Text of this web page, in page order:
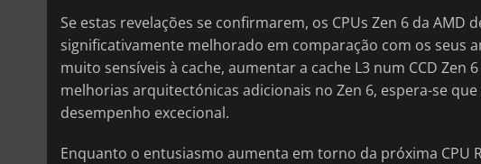
Se estas revelações se confirmarem, os CPUs Zen 6 da
significativamente melhorado em comparação com os seus
muito sensíveis à cache, aumentar a cache L3 num CCD Zen
melhorias arquitectónicas adicionais no Zen 6, espera-se
desempenho excecional.
Enquanto o entusiasmo aumenta em torno da próxima CPU